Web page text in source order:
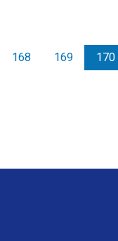
168 169 170